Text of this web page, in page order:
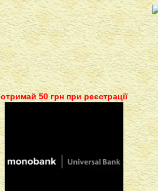
отримай 50 грн при реєстрації